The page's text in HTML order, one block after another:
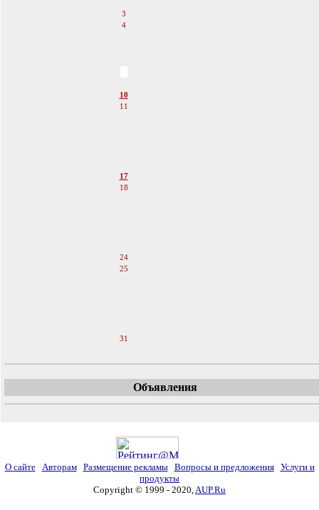
3
4
10
11
17
18
24
25
31
Объявления
О сайте Авторам Размещение рекламы Вопросы и предложения
Услуги и
продукты
Copyright © 1999 - 2020,AUP.Ru